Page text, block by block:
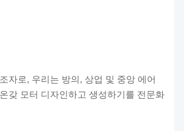
자로, 우리는 방의, 상업 및 중앙 에어
갖 모터 디자인하고 생성하기를 전문화